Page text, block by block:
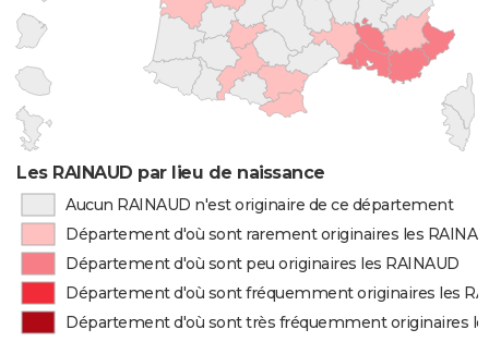
Les RAINAUD par lieu de naissance
Aucun RAINAUD n'est originaire de ce département
Département d'où sont rarement originaires les
Département d'où sont peu originaires les RAINAUD
Département d'où sont fréquemment originaires les
Département d'où sont très fréquemment originaires